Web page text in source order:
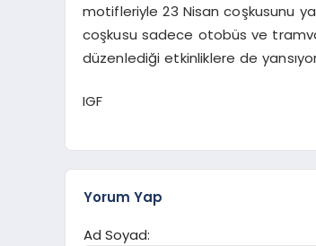
motifleriyle 23 Nisan coşkusunu
coşkusu sadece otobüs ve
düzenlediği etkinliklere de
IGF
Yorum Yap
Ad Soyad: